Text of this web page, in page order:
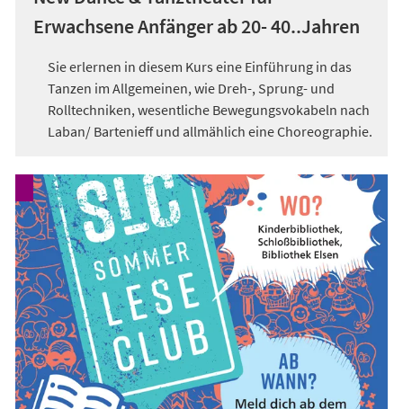
Erwachsene Anfänger ab 20- 40..Jahren
Sie erlernen in diesem Kurs eine Einführung in das
Tanzen im Allgemeinen, wie Dreh-, Sprung- und
Rolltechniken, wesentliche Bewegungsvokabeln nach
Laban/ Bartenieff und allmählich eine Choreographie.